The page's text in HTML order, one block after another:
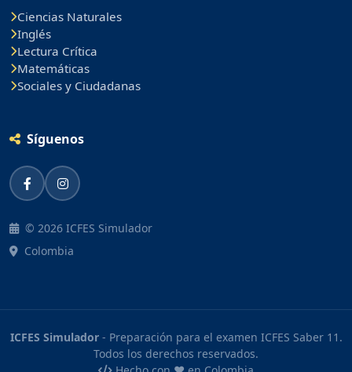
Ciencias Naturales
Inglés
Lectura Crítica
Matemáticas
Sociales y Ciudadanas
Síguenos
© 2026 ICFES Simulador
Colombia
ICFES Simulador- Preparación para el examen ICFES Saber 11.
Todos los derechos reservados.